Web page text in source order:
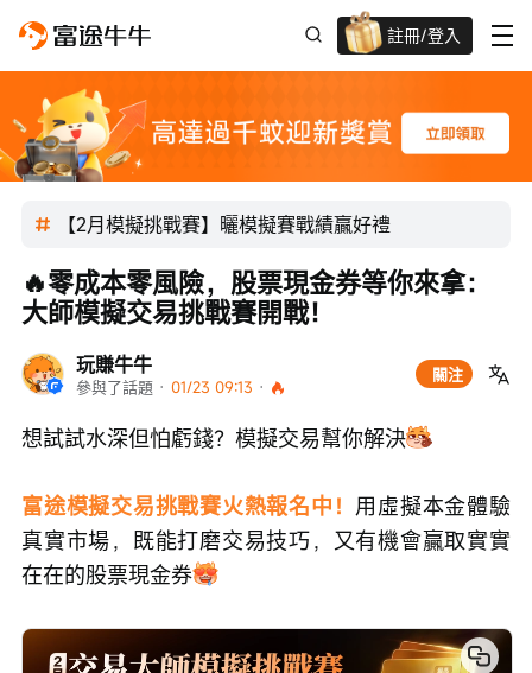
註冊/登入
迎新驚喜賞 股票/BTC等任你揀!
【2月模擬挑戰賽】曬模擬賽戰績贏好禮
玩賺牛牛
參與了話題 · 01/23 09:13 ·
關注
🔥零成本零風險，股票現金券等你來拿：
大師模擬交易挑戰賽開戰！
想試試水深但怕虧錢？模擬交易幫你解決
富途模擬交易挑戰賽火熱報名中！ 用虛擬本金體驗
真實市場，既能打磨交易技巧，又有機會贏取實實
在在的股票現金券